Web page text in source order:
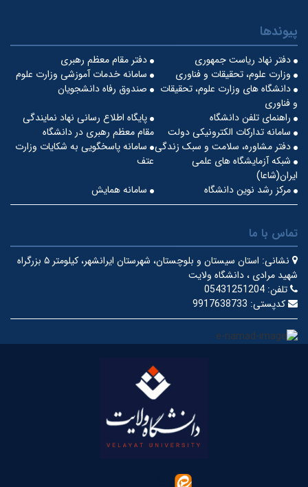
پیوندها
دفتر مقام معظم رهبری
دفتر نهاد ریاست جمهوری
سامانه خدمات آموزشی وزارت علوم
وزارت علوم، تحقیقات و فناوری
صندوق رفاه دانشجویان
دانشگاه های وزارت علوم، تحقیقات
و فناوری
پایگاه اطلاع رسانی نهاد نمایندگی
مقام معظم رهبری در دانشگاه
راهنمای تلفن دانشگاه
سامانه تدارکات الکترونیکی دولت
سامانه پاسخگویی به شکایات وزارت
عتف
دفتر مشاوره، سلامت و سبک زندگی
شبکه آزمایشگاه های علمی
ایران(شاعا)
سامانه همایش
مرکز رشد نوین دانشگاه
تماس با ما
نشانی:
استان سیستان و بلوچستان، شهرستان ایرانشهر، کیلومتر ۵ بزرگراه
شهید مرادی ، دانشگاه ولایت
تلفن: 05431251204
کدپستی: 9917638733